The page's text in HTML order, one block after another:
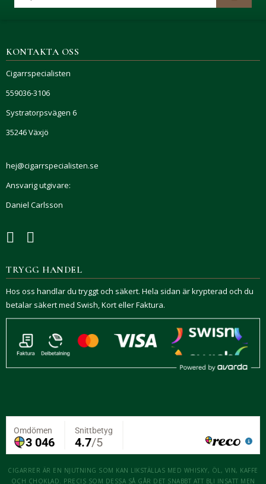
KONTAKTA OSS
Cigarrspecialisten
559036-3106
Systratorpsvägen 6
35246 Växjö
hej@cigarrspecialisten.se
Ansvarig utgivare:
Daniel Carlsson
TRYGG HANDEL
Hos oss handlar du tryggt och säkert. Hela sidan är krypterad och du
betalar säkert med Swish, Kort eller Faktura.
CIGARRER ÄR EN NJUTNING SOM KAN LIKSTÄLLAS MED WHISKY, ÖL, VIN, KAFFE
OCH CHOKLAD. PRECIS SOM DESSA SÅ GÅR DET SNABBT ATT BLI INSATT MEN